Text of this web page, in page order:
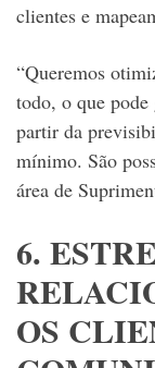
clientes e
“Queremos
todo, o que
partir da
mínimo. São
área de
6.
OS